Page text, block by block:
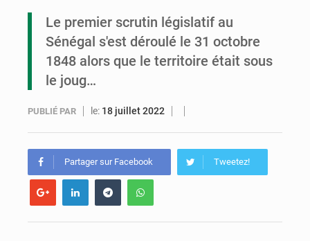
Le premier scrutin législatif au
Sénégal s'est déroulé le 31 octobre
1848 alors que le territoire était sous
le joug…
PUBLIÉ PAR le: 18 juillet 2022
Partager sur Facebook Tweetez!